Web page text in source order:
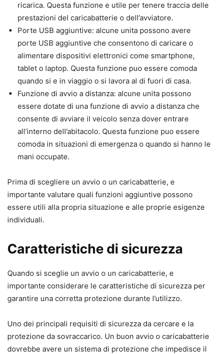
ricarica. Questa funzione e utile per tenere traccia delle
prestazioni del caricabatterie o dell’avviatore.
Porte USB aggiuntive: alcune unita possono avere
porte USB aggiuntive che consentono di caricare o
alimentare dispositivi elettronici come smartphone,
tablet o laptop. Questa funzione puo essere comoda
quando si e in viaggio o si lavora al di fuori di casa.
Funzione di avvio a distanza: alcune unita possono
essere dotate di una funzione di avvio a distanza che
consente di avviare il veicolo senza dover entrare
all’interno dell’abitacolo. Questa funzione puo essere
comoda in situazioni di emergenza o quando si hanno le
mani occupate.
Prima di scegliere un avvio o un caricabatterie, e
importante valutare quali funzioni aggiuntive possono
essere utili alla propria situazione e alle proprie esigenze
individuali.
Caratteristiche di sicurezza
Quando si sceglie un avvio o un caricabatterie, e
importante considerare le caratteristiche di sicurezza per
garantire una corretta protezione durante l’utilizzo.
Uno dei principali requisiti di sicurezza da cercare e la
protezione da sovraccarico. Un buon avvio o caricabatterie
dovrebbe avere un sistema di protezione che impedisce il